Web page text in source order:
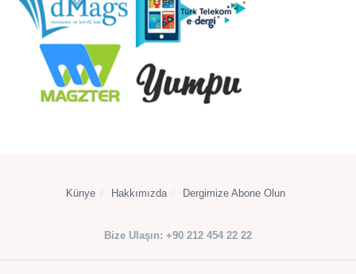
Künye Hakkımızda Dergimize Abone Olun
Bize Ulaşın: +90 212 454 22 22